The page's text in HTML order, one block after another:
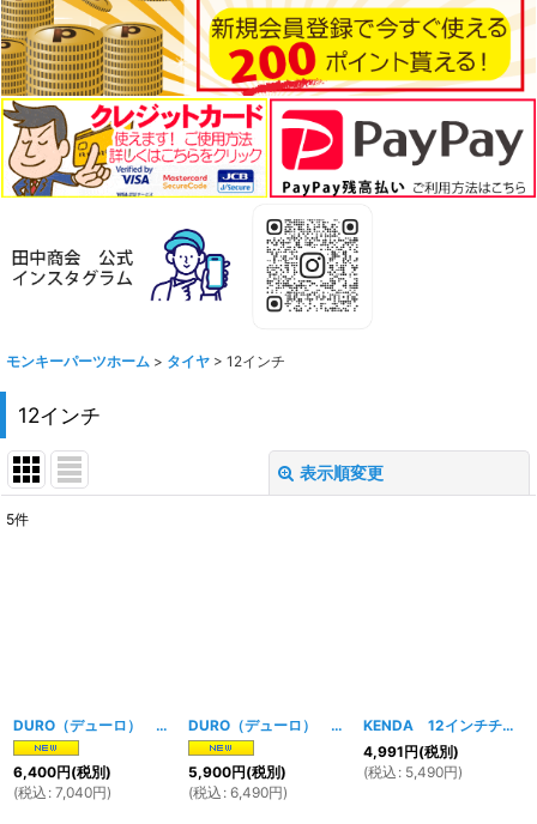
モンキーパーツホーム > タイヤ > 12インチ
12インチ
表示順変更
5件
DURO（デューロ） 12インチチューブレスタイヤ 130/70-12 [1530w]
6,400円(税別)
(税込 : 7,040円)
DURO（デューロ） 12インチチューブレスタイヤ 120/70-12
5,900円(税別)
(税込 : 6,490円)
KENDA 12インチチューブレスタイヤ 120/70-12
4,991円(税別)
(税込 : 5,490円)